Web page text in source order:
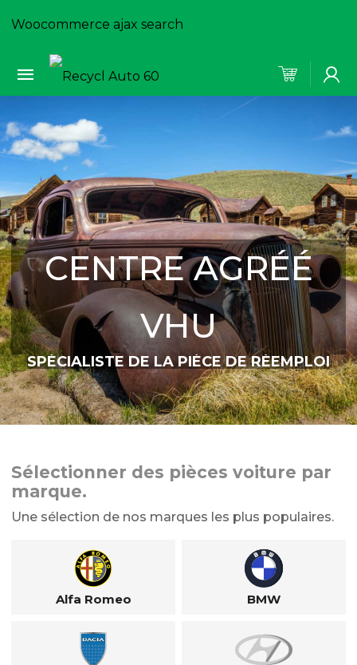
Woocommerce ajax search
CENTRE AGRÉÉ
VHU
SPÉCIALISTE DE LA PIÈCE DE RÉEMPLOI
Sélectionner des pièces voiture par
marque.
Une sélection de nos marques les plus populaires.
Alfa Romeo BMW